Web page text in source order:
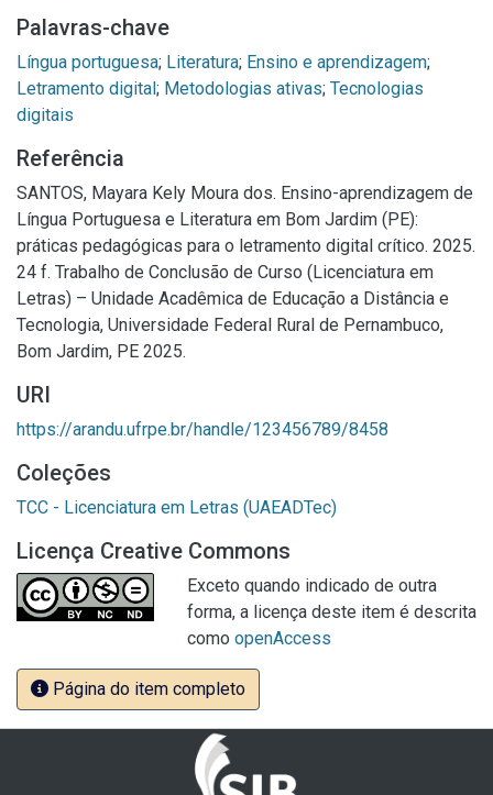
Palavras-chave
Língua portuguesa; Literatura; Ensino e aprendizagem;
Letramento digital; Metodologias ativas; Tecnologias
digitais
Referência
SANTOS, Mayara Kely Moura dos. Ensino-aprendizagem de
Língua Portuguesa e Literatura em Bom Jardim (PE):
práticas pedagógicas para o letramento digital crítico. 2025.
24 f. Trabalho de Conclusão de Curso (Licenciatura em
Letras) – Unidade Acadêmica de Educação a Distância e
Tecnologia, Universidade Federal Rural de Pernambuco,
Bom Jardim, PE 2025.
URI
https://arandu.ufrpe.br/handle/123456789/8458
Coleções
TCC - Licenciatura em Letras (UAEADTec)
Licença Creative Commons
Exceto quando indicado de outra
forma, a licença deste item é descrita
como openAccess
Página do item completo